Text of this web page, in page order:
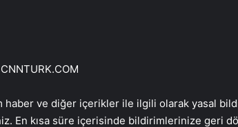
haber ve diğer içerikler ile ilgili olarak yasal
En kısa süre içerisinde bildirimlerinize geri